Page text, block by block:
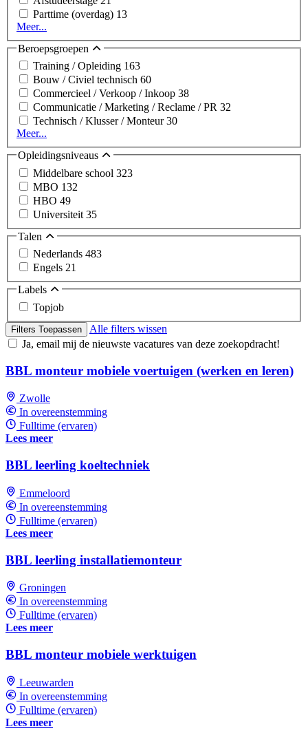
Parttime (overdag) 13
Meer...
Beroepsgroepen
Training / Opleiding 163
Bouw / Civiel technisch 60
Commercieel / Verkoop / Inkoop 38
Communicatie / Marketing / Reclame / PR 32
Technisch / Klusser / Monteur30
Meer...
Opleidingsniveaus
Middelbare school 323
MBO 132
HBO 49
Universiteit 35
Talen
Nederlands 483
Engels 21
Labels
Topjob
Filters Toepassen
Alle filters wissen
Ja, email mij de nieuwste vacatures van deze zoekopdracht!
BBL monteur mobiele voertuigen (werken en leren)
Zwolle
In overeenstemming
Fulltime (ervaren)
Lees meer
BBL leerling koeltechniek
Emmeloord
In overeenstemming
Fulltime (ervaren)
Lees meer
BBL leerling installatiemonteur
Groningen
In overeenstemming
Fulltime (ervaren)
Lees meer
BBL monteur mobiele werktuigen
Leeuwarden
In overeenstemming
Fulltime (ervaren)
Lees meer